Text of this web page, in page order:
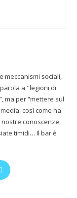
meccanismi sociali,
a "legioni di
ma per “mettere sul
così come ha
conoscenze,
timidi… Il bar è